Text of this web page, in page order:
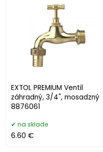
EXTOL PREMIUM Ventil
záhradný, 3/4", mosadzný
8876061
na sklade
6.60 €